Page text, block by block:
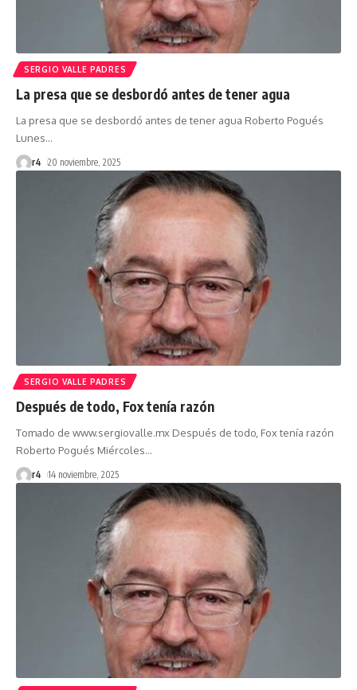
SERGIO VALLE PADRES
La presa que se desbordó antes de tener agua
La presa que se desbordó antes de tener agua Roberto Pogués
Lunes…
r4 20 noviembre, 2025
SERGIO VALLE PADRES
Después de todo, Fox tenía razón
Tomado de www.sergiovalle.mx Después de todo, Fox tenía razón
Roberto Pogués Miércoles…
r4 14 noviembre, 2025